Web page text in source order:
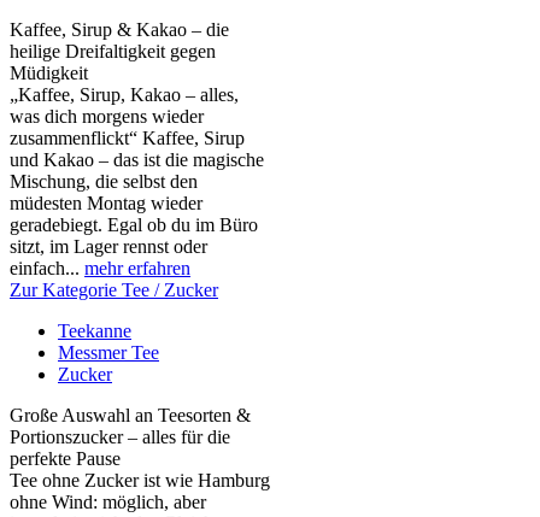
Kaffee, Sirup & Kakao – die
heilige Dreifaltigkeit gegen
Müdigkeit
„Kaffee, Sirup, Kakao – alles,
was dich morgens wieder
zusammenflickt“ Kaffee, Sirup
und Kakao – das ist die magische
Mischung, die selbst den
müdesten Montag wieder
geradebiegt. Egal ob du im Büro
sitzt, im Lager rennst oder
einfach... mehr erfahren
Zur Kategorie Tee / Zucker
Teekanne
Messmer Tee
Zucker
Große Auswahl an Teesorten &
Portionszucker – alles für die
perfekte Pause
Tee ohne Zucker ist wie Hamburg
ohne Wind: möglich, aber